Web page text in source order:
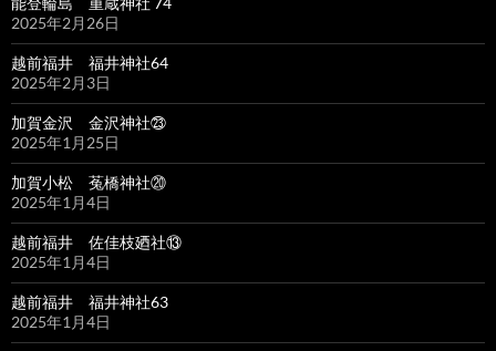
2025年2月26日
越前福井 福井神社64
2025年2月3日
加賀金沢 金沢神社㉓
2025年1月25日
加賀小松 菟橋神社⑳
2025年1月4日
越前福井 佐佳枝廼社⑬
2025年1月4日
越前福井 福井神社63
2025年1月4日